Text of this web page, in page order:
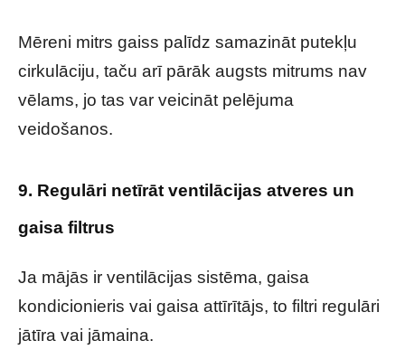
Mēreni mitrs gaiss palīdz samazināt putekļu
cirkulāciju, taču arī pārāk augsts mitrums nav
vēlams, jo tas var veicināt pelējuma
veidošanos.
9. Regulāri netīrāt ventilācijas atveres un
gaisa filtrus
Ja mājās ir ventilācijas sistēma, gaisa
kondicionieris vai gaisa attīrītājs, to filtri regulāri
jātīra vai jāmaina.